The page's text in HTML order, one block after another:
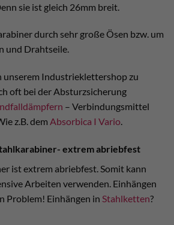
sie ist gleich 26mm breit.
durch sehr große Ösen bzw. um
und Drahtseile.
unserem Industrieklettershop zu
oft bei der Absturzsicherung
– Verbindungsmittel
z.B. dem Absorbica I Vario.
extrem abriebfest
ist extrem abriebfest. Somit kann
Arbeiten verwenden. Einhängen
Problem! Einhängen in Stahlketten?